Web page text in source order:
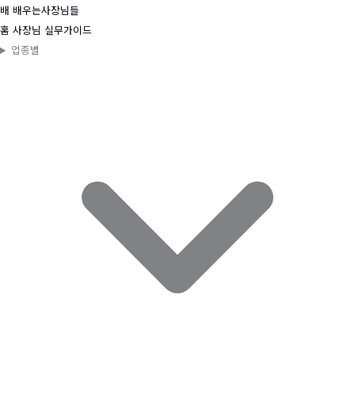
콘
텐
츠
배 배우는사장님들
홈 사장님 실무가이드
업종별